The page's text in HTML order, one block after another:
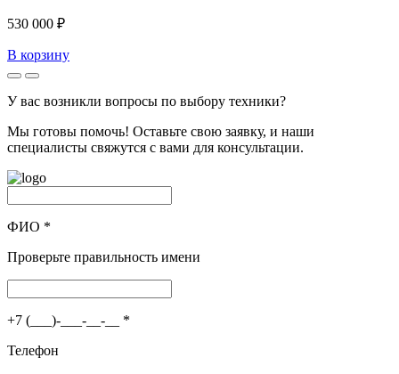
530 000 ₽
В корзину
У вас возникли вопросы по выбору техники?
Мы готовы помочь! Оставьте свою заявку, и наши
специалисты свяжутся с вами для консультации.
ФИО *
Проверьте правильность имени
+7 (___)-___-__-__ *
Телефон